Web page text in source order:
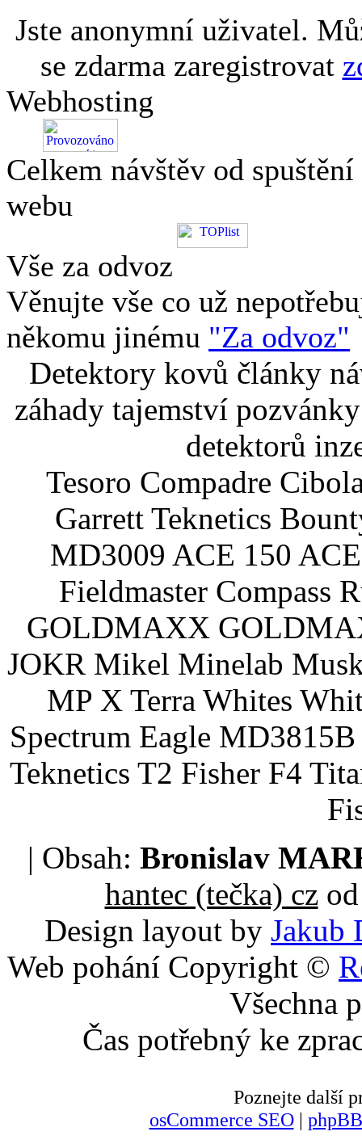
Jste anonymní uživatel.
se zdarma zaregistrovat
Webhosting
Celkem návštěv od spuštění
webu
Vše za odvoz
Věnujte vše co už
někomu jinému "Za odvoz"
Detektory kovů články
záhady tajemství
detektorů
Tesoro Compadre
Garrett Teknetics
MD3009 ACE 150
Fieldmaster Compass
GOLDMAXX
JOKR Mikel Minelab
MP X Terra Whites
Spectrum Eagle
Teknetics T2 Fisher F4
| Obsah: Bronislav
hantec (tečka) czod
Design layout by Jakub
Web pohání Copyright ©
Všechna
Čas potřebný ke
Poznejte další
osCommerce SEO|